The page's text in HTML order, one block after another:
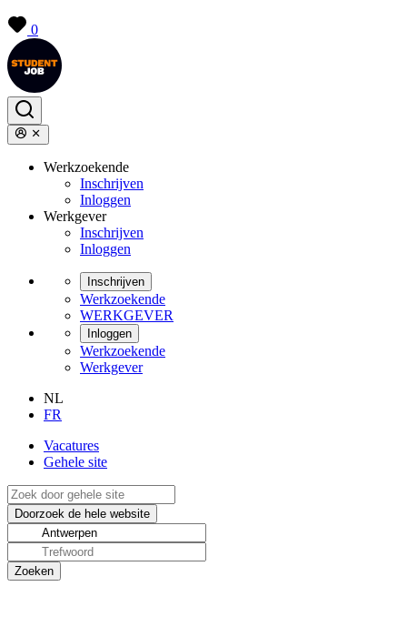
0
Werkzoekende
Inschrijven
Inloggen
Werkgever
Inschrijven
Inloggen
Inschrijven
Werkzoekende
WERKGEVER
Inloggen
Werkzoekende
Werkgever
NL
FR
Vacatures
Gehele site